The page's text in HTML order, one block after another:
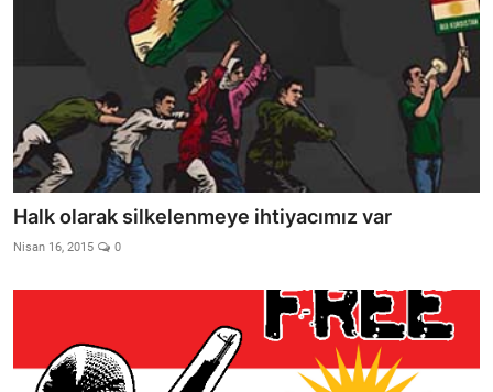
Halk olarak silkelenmeye ihtiyacımız var
Nisan 16, 2015 0